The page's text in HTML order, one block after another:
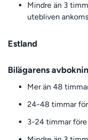
Mindre än 3
utebliven
Estland
Bilägarens
Mer än 48
24-48 timmar
3-24 timmar före